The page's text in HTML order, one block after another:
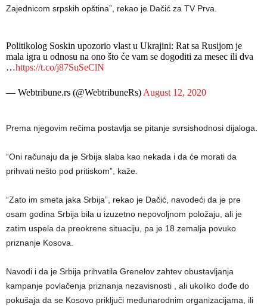
Zajednicom srpskih opština”, rekao je Dačić za TV Prva.
Politikolog Soskin upozorio vlast u Ukrajini: Rat sa Rusijom je
mala igra u odnosu na ono što će vam se dogoditi za mesec ili dva
…https://t.co/j87SuSeClN
— Webtribune.rs (@WebtribuneRs) August 12, 2020
Prema njegovim rečima postavlja se pitanje svrsishodnosi dijaloga.
“Oni računaju da je Srbija slaba kao nekada i da će morati da
prihvati nešto pod pritiskom”, kaže.
“Zato im smeta jaka Srbija”, rekao je Dačić, navodeći da je pre
osam godina Srbija bila u izuzetno nepovoljnom položaju, ali je
zatim uspela da preokrene situaciju, pa je 18 zemalja povuko
priznanje Kosova.
Navodi i da je Srbija prihvatila Grenelov zahtev obustavljanja
kampanje povlačenja priznanja nezavisnosti , ali ukoliko dođe do
pokušaja da se Kosovo priključi međunarodnim organizacijama, ili